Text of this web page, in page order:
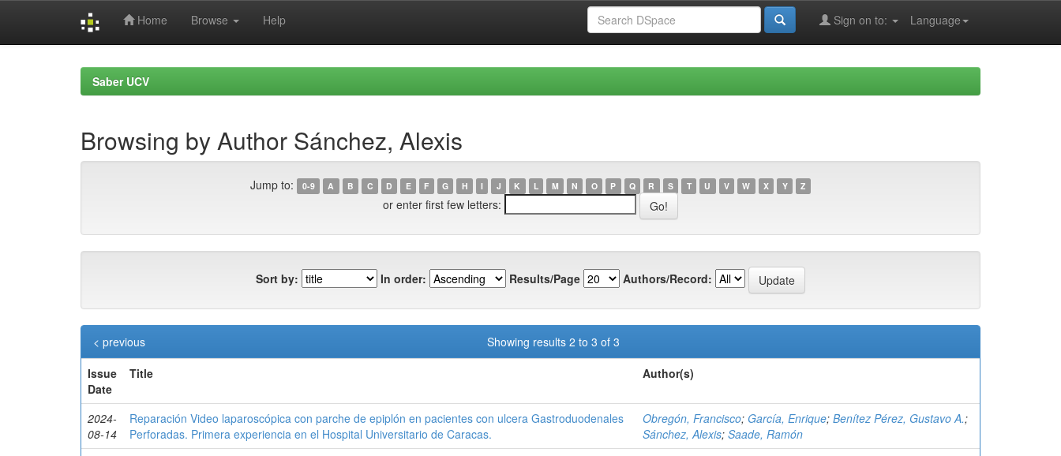
Home Browse Help Language
Sign on to:
Saber UCV
Browsing by Author Sánchez, Alexis
Jump to: 0-9 A B C D E F G H I J K L M N O P Q R S T U V W X Y Z
or enter first few letters:
Sort by: In order: Results/Page Authors/Record:
Showing results 2 to 3 of 3
< previous
Issue
Date
Title Author(s)
2024-
08-14
Reparación Video laparoscópica con parche de epiplón en pacientes con ulcera Gastroduodenales
Perforadas. Primera experiencia en el Hospital Universitario de Caracas.
Obregón, Francisco; García, Enrique; Benítez Pérez, Gustavo A.;
Sánchez, Alexis; Saade, Ramón